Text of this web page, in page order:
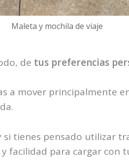
Maleta y mochila de viaje
de tus preferencias
a mover principalmente
si tienes pensado utilizar
facilidad para cargar con